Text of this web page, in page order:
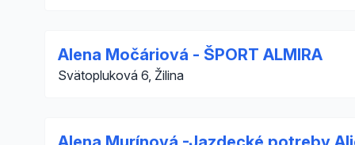
Alena Močáriová - ŠPORT ALMIRA
Svätopluková 6, Žilina